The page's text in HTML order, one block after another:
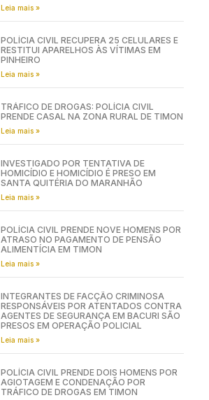
Leia mais »
POLÍCIA CIVIL RECUPERA 25 CELULARES E
RESTITUI APARELHOS ÀS VÍTIMAS EM
PINHEIRO
Leia mais »
TRÁFICO DE DROGAS: POLÍCIA CIVIL
PRENDE CASAL NA ZONA RURAL DE TIMON
Leia mais »
INVESTIGADO POR TENTATIVA DE
HOMICÍDIO E HOMICÍDIO É PRESO EM
SANTA QUITÉRIA DO MARANHÃO
Leia mais »
POLÍCIA CIVIL PRENDE NOVE HOMENS POR
ATRASO NO PAGAMENTO DE PENSÃO
ALIMENTÍCIA EM TIMON
Leia mais »
INTEGRANTES DE FACÇÃO CRIMINOSA
RESPONSÁVEIS POR ATENTADOS CONTRA
AGENTES DE SEGURANÇA EM BACURI SÃO
PRESOS EM OPERAÇÃO POLICIAL
Leia mais »
POLÍCIA CIVIL PRENDE DOIS HOMENS POR
AGIOTAGEM E CONDENAÇÃO POR
TRÁFICO DE DROGAS EM TIMON